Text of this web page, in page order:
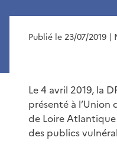
Publié le 23/07/2019 |
Le 4 avril 2019, la
présenté à l’Union
de Loire
des publics